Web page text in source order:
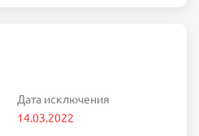
Дата исключения
14.03.2022